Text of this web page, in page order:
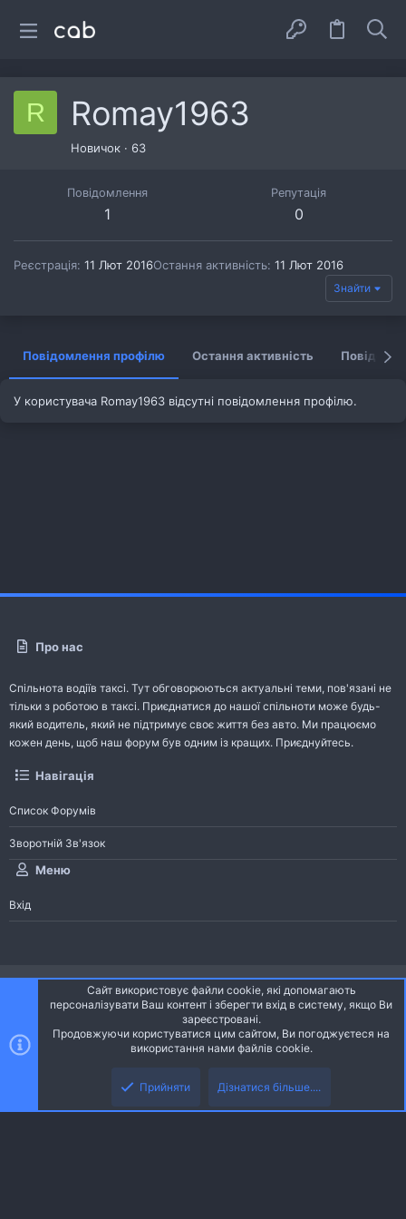
R Romay1963
Новичок · 63
Повідомлення
1
Репутація
0
Реєстрація 11 Лют 2016Остання активність 11 Лют 2016
Знайти
Повідомлення профілю Остання активність
У користувача Romay1963 відсутні повідомлення профілю.
Про нас
Спільнота водіїв таксі. Тут обговорюються актуальні теми, пов'язані не
тільки з роботою в таксі. Приєднатися до нашої спільноти може будь-
який водитель, який не підтримує своє життя без авто. Ми працюємо
кожен день, щоб наш форум був одним із кращих. Приєднуйтесь.
Навігація
Список Форумів
Зворотній Зв'язок
Меню
Вхід
Ніч
Українська (UA)
S
Community platform by XenForo® © 2010-2026 XenForo Ltd.
Community platform by XenForo © 2010-2022 XenForo Ltd. | dev: Pages
Сайт використовує файли cookie, які допомагають
персоналізувати Ваш контент і зберегти вхід в систему, якщо Ви
зареєстровані.
Продовжуючи користуватися цим сайтом, Ви погоджуєтеся на
використання нами файлів cookie.
Прийняти Дізнатися більше....